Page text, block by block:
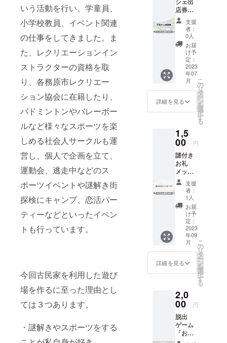
いう活動を行い、学童員、
小学校教員、イベント関連
の仕事をしてきました。ま
た、レクリエーションイン
ストラクターの資格を取
り、各務原市レクリエー
ション協会に在籍したり、
バドミントンやバレーボー
ルなど様々なスポーツを楽
しめる社会人サークルも運
営し、個人で企画を立て、
運動会、逃走中などのス
ポーツイベントや謎解き街
探検にキャンプ、恋活パー
ティーなどといったイベン
トも行っています。
今回古民家を利用した遊び
場を作るに至った理由とし
ては３つあります。
・謎解きやスポーツをする
※「備考
欄」に
解いた
謎を入
力して
応募し
てくだ
さい！
正解す
ると特
典がグ
レード
アップ
の謎問
題を
メール
で送ら
せてい
ただき
ます。
店券 1
回 REX
FIELD
内でも
出店で
きるス
ペース
がある
ため、
そこで
の出店
券にな
りま
す。ま
くの公
民館を
お借り
してマ
ルシェ
を行う
予定で
す。
※「備考
欄」に
解いた
謎を入
力して
応募し
てくだ
さい！
正解す
店も同
額でご
利用で
きま
す。 有
効期限
支援
者：
0人
お届
け予
定：
2023
年07
月
詳細を見る
こ
の
リ
タ
ー
ン
を
選
択
す
る
1,5
00 円
謎付き
お礼
メッ
セージ
② この
リター
ンをご
支援い
ただい
た方に
は「お
礼メッ
セージ
②」と
謎問題
をメー
らせて
いただ
きま
す。 お
礼メッ
セージ
支援
者：
1人
お届
け予
定：
2023
年09
月
詳細を見る
こ
の
リ
タ
ー
ン
を
選
択
す
る
2,0
00 円
脱出
ゲーム
「おも
ちゃ王